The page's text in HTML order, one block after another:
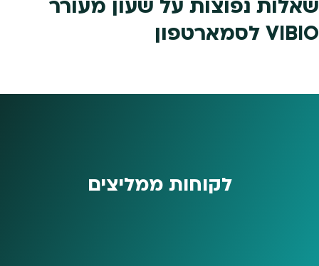
שאלות נפוצות על שעון מעורר
VIBIO לסמארטפון
לקוחות ממליצים